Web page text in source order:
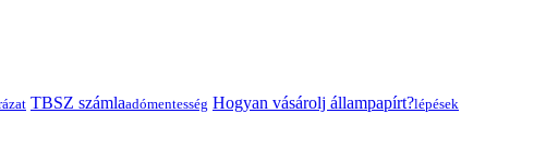
TBSZ számlaadómentesség Hogyan vásárolj állampapírt?lépések